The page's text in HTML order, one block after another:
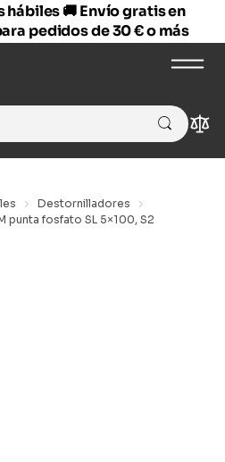
hábiles 🚚 Envío gratis en
pedidos de 30 € o más
Destornilladores
fosfato SL 5×100, S2